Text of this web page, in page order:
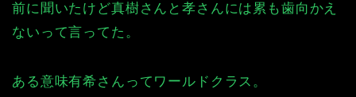
前に聞いたけど真樹さんと孝さんには累も歯向かえ
ないって言ってた。
ある意味有希さんってワールドクラス。